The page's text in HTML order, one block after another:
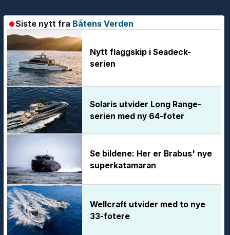
Siste nytt fra Båtens Verden
Nytt flaggskip i Seadeck-
serien
Solaris utvider Long Range-
serien med ny 64-foter
Se bildene: Her er Brabus' nye
superkatamaran
Wellcraft utvider med to nye
33-fotere